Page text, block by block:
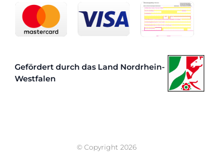
Gefördert durch das Land Nordrhein-
Westfalen
© Copyright 2026